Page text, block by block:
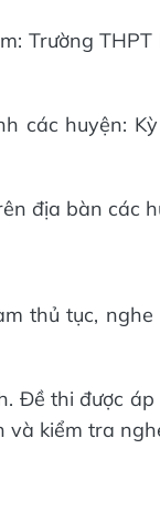
Trường THPT
các huyện:
địa bàn các
thủ tục, nghe
Đề thi được áp
và kiểm tra